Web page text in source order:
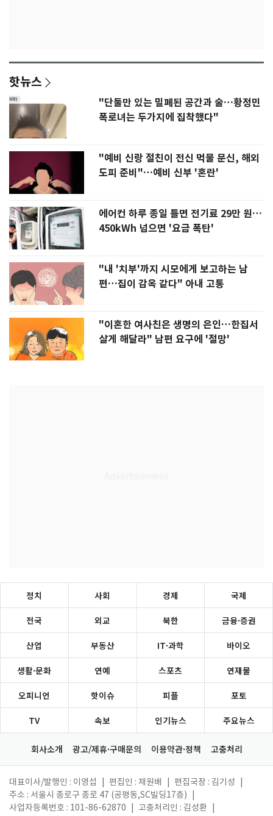
핫뉴스
"단둘만 있는 밀폐된 공간과 술…황정민
폭로녀는 두가지에 집착했다"
"예비 신랑 절친이 전신 먹물 문신, 해외
도피 준비"…예비 신부 '혼란'
에어컨 하루 종일 틀면 전기료 29만 원…
450kWh 넘으면 '요금 폭탄'
"내 '치부'까지 시모에게 보고하는 남
편…집이 감옥 같다" 아내 고통
"이혼한 여사친은 생명의 은인…한집서
살게 해달라" 남편 요구에 '절망'
정치 사회 경제 국제
전국 외교 북한 금융·증권
산업 부동산 IT·과학 바이오
생활·문화 연예 스포츠 연재물
오피니언 핫이슈 피플 포토
TV 속보 인기뉴스 주요뉴스
회사소개 광고/제휴·구매문의 이용약관·정책 고충처리
대표이사/발행인 : 이영섭 편집인 : 채원배 편집국장 : 김기성
주소 : 서울시 종로구 종로 47 (공평동,SC빌딩17층)
사업자등록번호 : 101-86-62870
고충처리인 : 김성환